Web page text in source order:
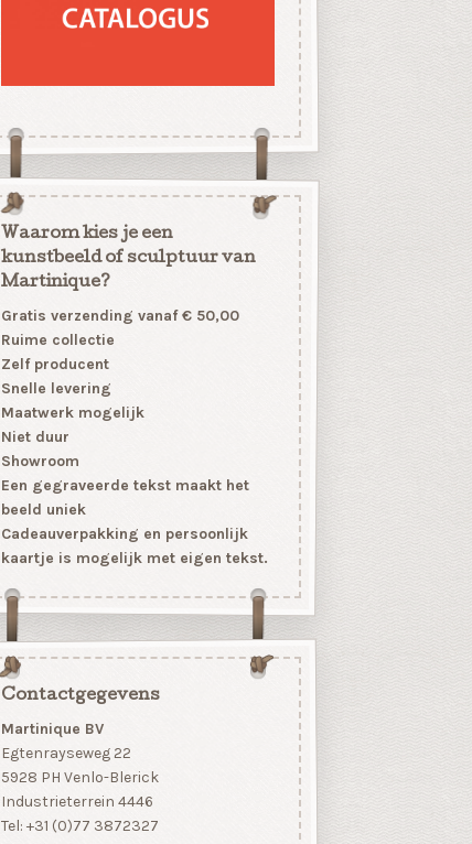
Waarom kies je een
kunstbeeld of sculptuur van
Martinique?
Gratis verzending vanaf € 50,00
Ruime collectie
Zelf producent
Snelle levering
Maatwerk mogelijk
Niet duur
Showroom
Een gegraveerde tekst maakt het
beeld uniek
Cadeauverpakking en persoonlijk
kaartje is mogelijk met eigen tekst.
Contactgegevens
Martinique BV
Egtenrayseweg 22
5928 PH Venlo-Blerick
Industrieterrein 4446
Tel: +31 (0)77 3872327